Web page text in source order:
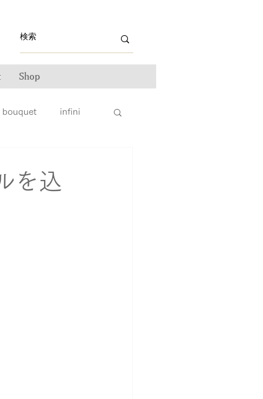
Shop
bouquet infini
を込